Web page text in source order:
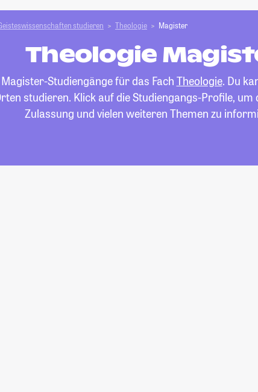
studieren Theologie Magister
Theologie
Studiengänge für das Fach Theologie. Du
studieren. Klick auf die Studiengangs-Profile,
Zulassung und vielen weiteren Themen zu